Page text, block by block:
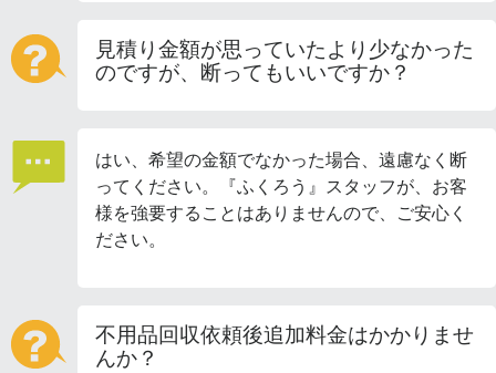
見積り金額が思っていたより少なかった
のですが、断ってもいいですか？
はい、希望の金額でなかった場合、遠慮なく断
ってください。『ふくろう』スタッフが、お客
様を強要することはありませんので、ご安心く
ださい。
不用品回収依頼後追加料金はかかりませ
んか？